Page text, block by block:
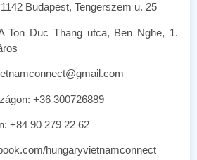
Budapest, Tengerszem u. 25
Ton Duc Thang utca, Ben Nghe, 1.
+36 300726889
+84 90 279 22 62
hungaryvietnamconnect